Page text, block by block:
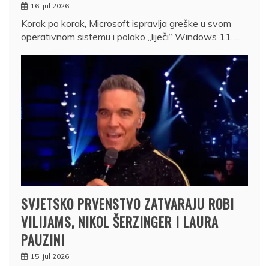
16. jul 2026.
Korak po korak, Microsoft ispravlja greške u svom
operativnom sistemu i polako „liječi“ Windows 11.…
SVJETSKO PRVENSTVO ZATVARAJU ROBI
VILIJAMS, NIKOL ŠERZINGER I LAURA
PAUZINI
15. jul 2026.